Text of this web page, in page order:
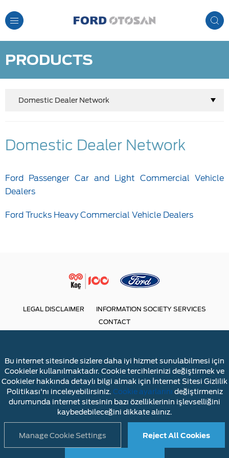
Toggle
Navigation
PRODUCTS
Domestic Dealer Network
Domestic Dealer Network
Ford Passenger Car and Light Commercial Vehicle
Dealers
Ford Trucks Heavy Commercial Vehicle Dealers
LEGAL DISCLAIMER
INFORMATION SOCIETY SERVICES
CONTACT
Bu internet sitesinde sizlere daha iyi hizmet sunulabilmesi için
Cookieler kullanılmaktadır. Cookie tercihlerinizi değiştirmek ve
Cookieler hakkında detaylı bilgi almak için İnternet Sitesi Gizlilik
Politikası'nı inceleyebilirsiniz. Cookie ayarlarını değiştirmeniz
durumunda internet sitesinin bazı özelliklerinin işlevselliğini
kaybedebileceğini dikkate alınız.
Manage Cookie Settings Reject All Cookies